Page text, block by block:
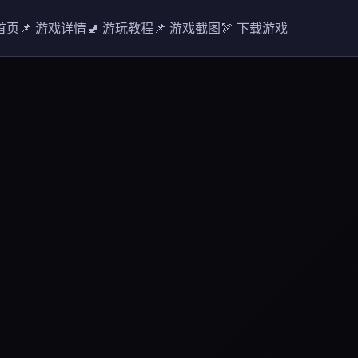
页📌 游戏详情🚽 游玩教程📌 游戏截图🏹 下载游戏